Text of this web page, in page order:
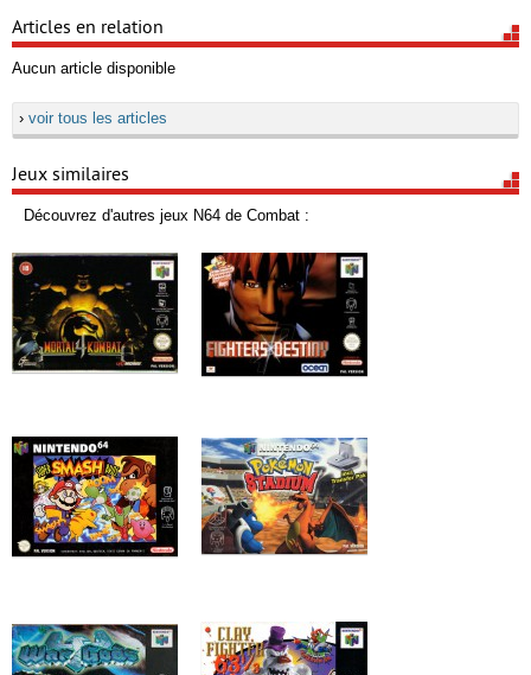
Articles en relation
Aucun article disponible
› voir tous les articles
Jeux similaires
Découvrez d'autres jeux N64 de Combat :